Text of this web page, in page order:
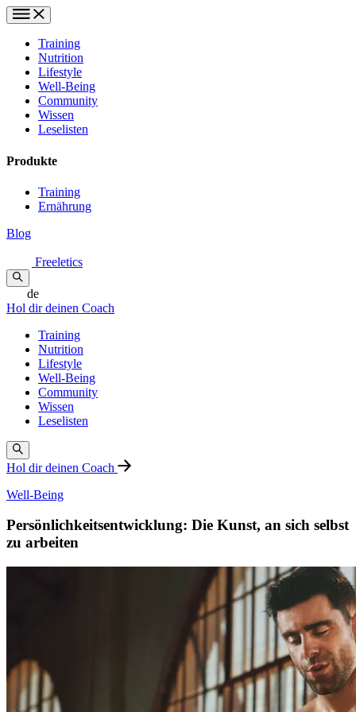
Training
Nutrition
Lifestyle
Well-Being
Community
Wissen
Leselisten
Produkte
Training
Ernährung
Blog
Freeletics
de
Hol dir deinen Coach
Training
Nutrition
Lifestyle
Well-Being
Community
Wissen
Leselisten
Hol dir deinen Coach
Well-Being
Persönlichkeitsentwicklung: Die Kunst, an sich selbst
zu arbeiten